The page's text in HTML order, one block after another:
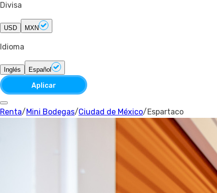
Divisa
USD MXN
Idioma
Inglés Español
Aplicar
Renta/ Mini Bodegas/Ciudad de México/ Espartaco